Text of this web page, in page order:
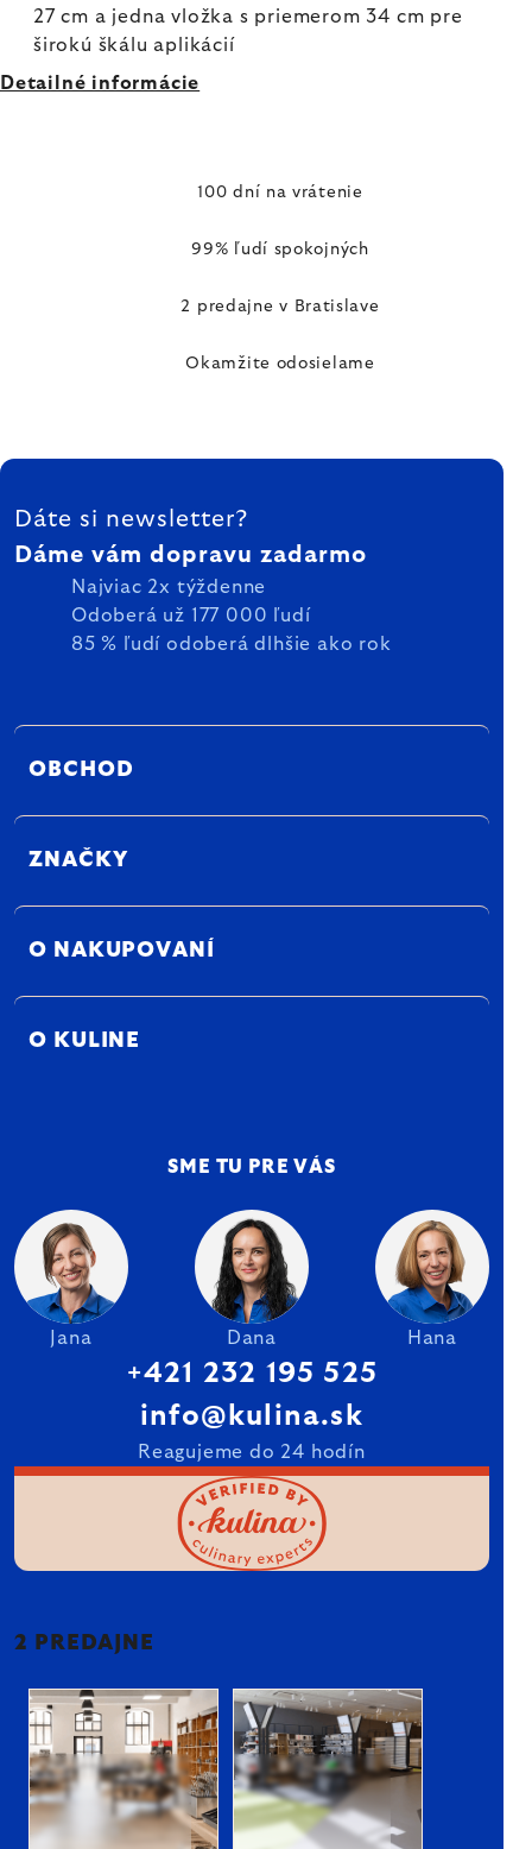
27 cm a jedna vložka s priemerom 34 cm pre
širokú škálu aplikácií
Detailné informácie
100 dní na vrátenie
99% ľudí spokojných
2 predajne v Bratislave
Okamžite odosielame
ZÁPÄTIE
Dáte si newsletter?
Dáme vám dopravu zadarmo
Najviac 2x týždenne
Odoberá už 177 000 ľudí
85 % ľudí odoberá dlhšie ako rok
OBCHOD
ZNAČKY
O NAKUPOVANÍ
O KULINE
SME TU PRE VÁS
Jana Dana Hana
+421 232 195 525
info@kulina.sk
Reagujeme do 24 hodín
2 PREDAJNE